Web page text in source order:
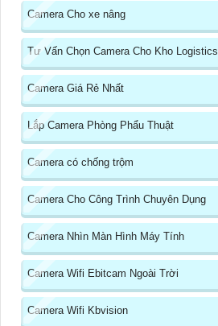
Camera Cho xe nâng
Tư Vấn Chọn Camera Cho Kho Logistics
Camera Giá Rẻ Nhất
Lắp Camera Phòng Phẩu Thuật
Camera có chống trộm
Camera Cho Công Trình Chuyên Dụng
Camera Nhìn Màn Hình Máy Tính
Camera Wifi Ebitcam Ngoài Trời
Camera Wifi Kbvision